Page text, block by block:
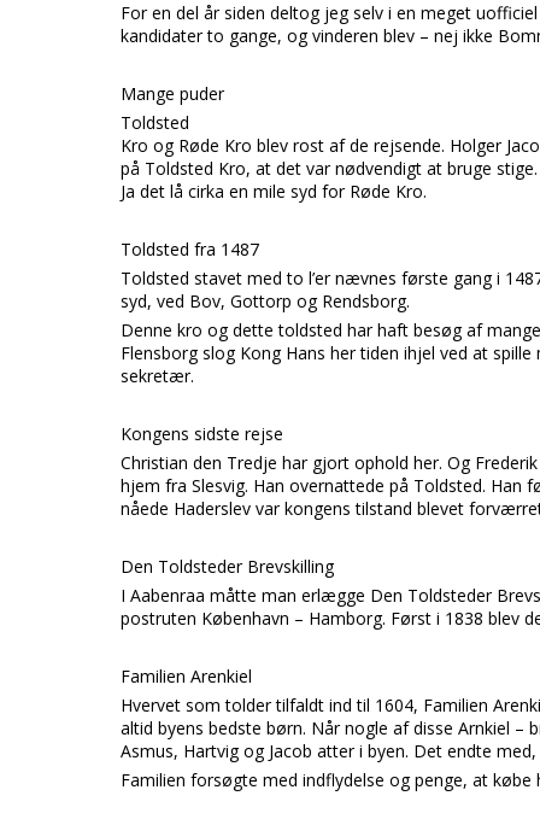
For en del år siden deltog jeg selv i en meget
kandidater to gange, og vinderen blev – nej ikke
Mange puder
Toldsted
Kro og Røde Kro blev rost af de rejsende. Holger
på Toldsted Kro, at det var nødvendigt at bruge
Ja det lå cirka en mile syd for Røde Kro.
Toldsted fra 1487
Toldsted stavet med to l’er nævnes første gang i
syd, ved Bov, Gottorp og Rendsborg.
Denne kro og dette toldsted har haft besøg af
Flensborg slog Kong Hans her tiden ihjel ved at
sekretær.
Kongens sidste rejse
Christian den Tredje har gjort ophold her. Og
hjem fra Slesvig. Han overnattede på Toldsted. Han
nåede Haderslev var kongens tilstand blevet
Den Toldsteder Brevskilling
I Aabenraa måtte man erlægge Den Toldsteder
postruten København – Hamborg. Først i 1838 blev
Familien Arenkiel
Hvervet som tolder tilfaldt ind til 1604, Familien
altid byens bedste børn. Når nogle af disse Arnkiel –
Asmus, Hartvig og Jacob atter i byen. Det endte
Familien forsøgte med indflydelse og penge, at